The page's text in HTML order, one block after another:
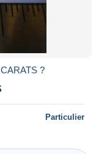
?
Particulier